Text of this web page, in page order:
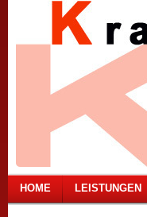
HOME LEISTUNGEN